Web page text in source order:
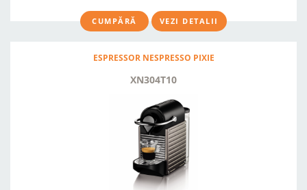
CUMPĂRĂ VEZI DETALII
ESPRESSOR NESPRESSO PIXIE
XN304T10